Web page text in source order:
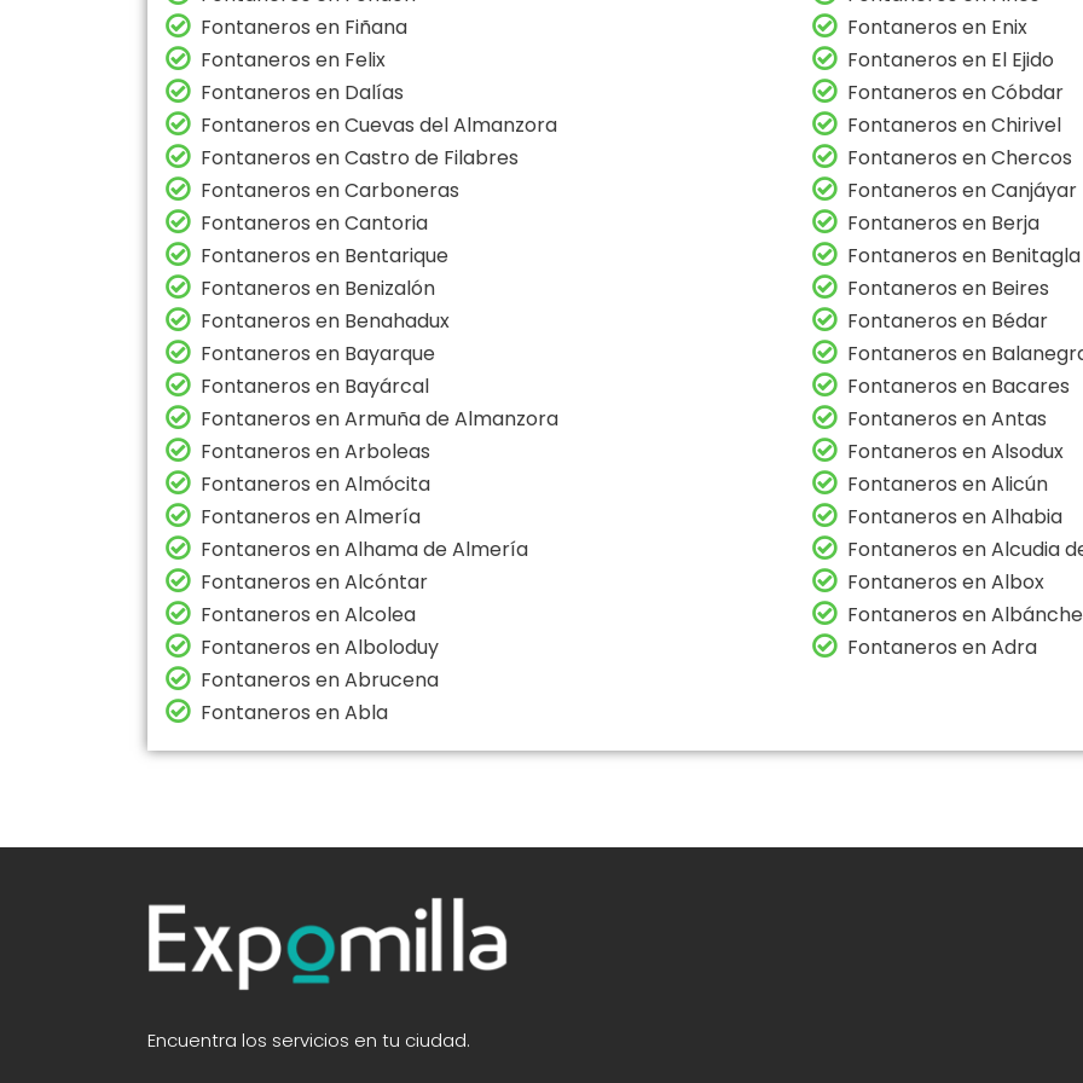
Fontaneros en Fiñana
Fontaneros en Enix
Fontaneros en Felix
Fontaneros en El Ejido
Fontaneros en Dalías
Fontaneros en Cóbdar
Fontaneros en Cuevas del Almanzora
Fontaneros en Chirivel
Fontaneros en Castro de Filabres
Fontaneros en Chercos
Fontaneros en Carboneras
Fontaneros en Canjáyar
Fontaneros en Cantoria
Fontaneros en Berja
Fontaneros en Bentarique
Fontaneros en Benitagla
Fontaneros en Benizalón
Fontaneros en Beires
Fontaneros en Benahadux
Fontaneros en Bédar
Fontaneros en Bayarque
Fontaneros en
Fontaneros en Bayárcal
Fontaneros en Bacares
Fontaneros en Armuña de Almanzora
Fontaneros en Antas
Fontaneros en Arboleas
Fontaneros en Alsodux
Fontaneros en Almócita
Fontaneros en Alicún
Fontaneros en Almería
Fontaneros en Alhabia
Fontaneros en Alhama de Almería
Fontaneros en Alcudia
Fontaneros en Alcóntar
Fontaneros en Albox
Fontaneros en Alcolea
Fontaneros en
Fontaneros en Alboloduy
Fontaneros en Adra
Fontaneros en Abrucena
Fontaneros en Abla
Encuentra los servicios en tu ciudad.